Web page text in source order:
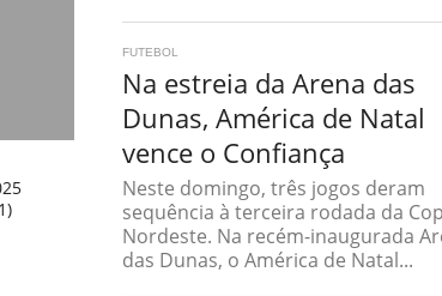
FUTEBOL
Na estreia da Arena das
Dunas, América de Natal
vence o Confiança
Neste domingo, três jogos deram
sequência à terceira rodada da
Nordeste. Na recém-inaugurada
das Dunas, o América de Natal...